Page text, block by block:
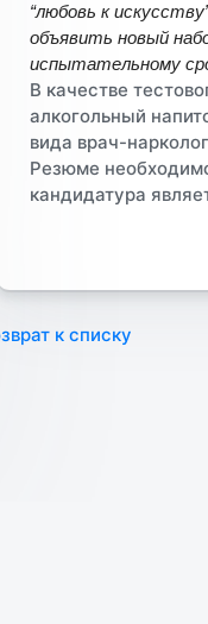
“любовь к
объявить новый
испытательному
В качестве
алкогольный
вида врач-
Резюме
кандидатура
к списку